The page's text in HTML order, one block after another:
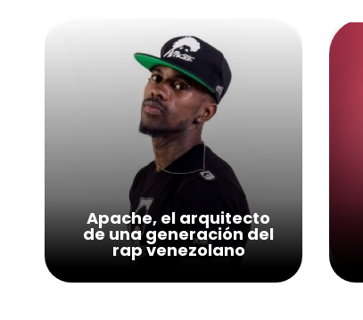
Apache, el arquitecto
de una generación del
rap venezolano